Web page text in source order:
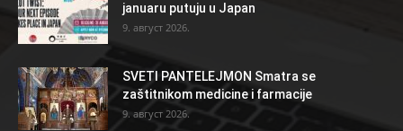
januaru putuju u Japan
9. август 2026.
SVETI PANTELEJMON Smatra se
zaštitnikom medicine i farmacije
9. август 2026.